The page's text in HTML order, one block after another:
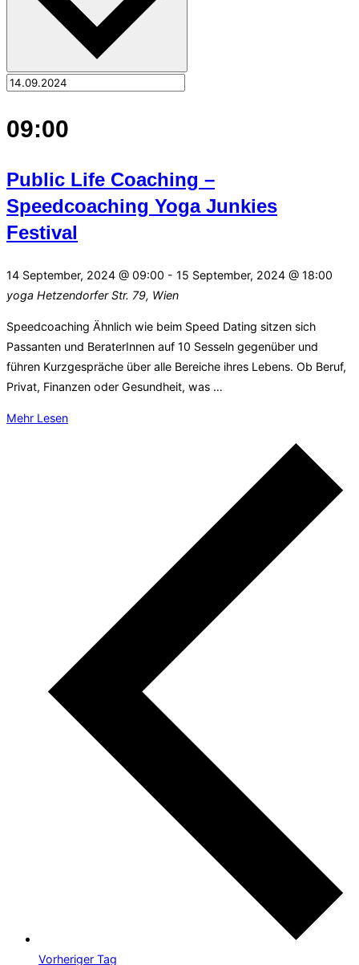
09:00
Public Life Coaching –
Speedcoaching Yoga Junkies
Festival
14 September, 2024 @ 09:00 - 15 September, 2024 @ 18:00
yoga Hetzendorfer Str. 79, Wien
Speedcoaching Ähnlich wie beim Speed Dating sitzen sich
Passanten und BeraterInnen auf 10 Sesseln gegenüber und
führen Kurzgespräche über alle Bereiche ihres Lebens. Ob Beruf,
Privat, Finanzen oder Gesundheit, was …
Mehr über
Lesen
Vorheriger Tag